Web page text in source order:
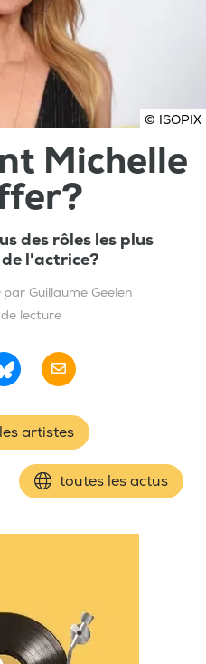
© ISOPIX
Michelle
des rôles les plus
l'actrice?
par Guillaume Geelen
lecture
artistes
toutes les actus